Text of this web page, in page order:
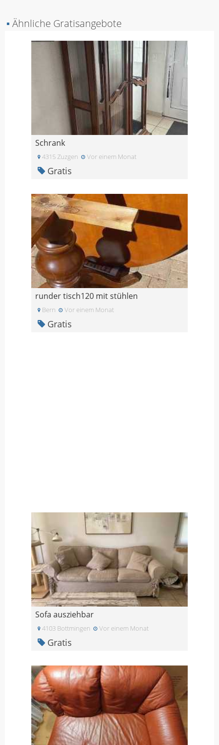
▪ Ähnliche Gratisangebote
Schrank
4315 Zuzgen Vor einem Monat
Gratis
runder tisch120 mit stühlen
Bern Vor einem Monat
Gratis
Sofa ausziehbar
4103 Bottmingen Vor einem Monat
Gratis